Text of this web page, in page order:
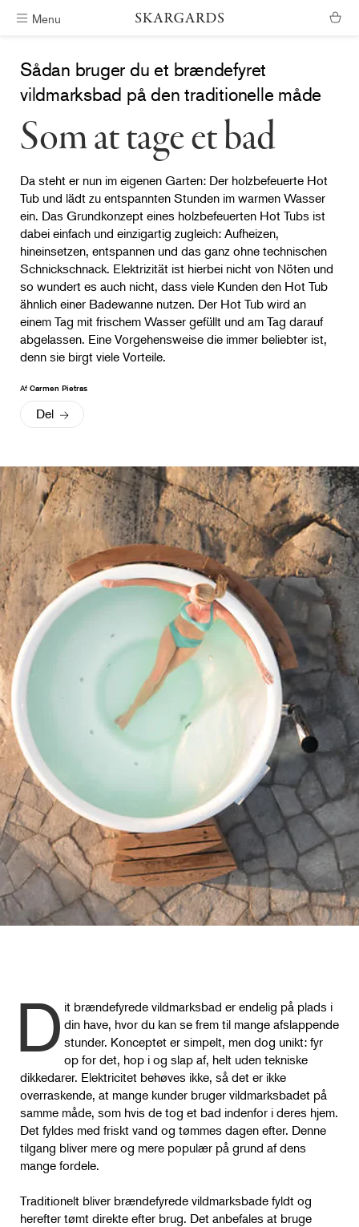
Menu Gratis levering i Danmark
Sådan bruger du et brændefyret
vildmarksbad på den traditionelle måde
Som at tage et bad
Da steht er nun im eigenen Garten: Der holzbefeuerte Hot
Tub und lädt zu entspannten Stunden im warmen Wasser
ein. Das Grundkonzept eines holzbefeuerten Hot Tubs ist
dabei einfach und einzigartig zugleich: Aufheizen,
hineinsetzen, entspannen und das ganz ohne technischen
Schnickschnack. Elektrizität ist hierbei nicht von Nöten und
so wundert es auch nicht, dass viele Kunden den Hot Tub
ähnlich einer Badewanne nutzen. Der Hot Tub wird an
einem Tag mit frischem Wasser gefüllt und am Tag darauf
abgelassen. Eine Vorgehensweise die immer beliebter ist,
denn sie birgt viele Vorteile.
Af Carmen Pietras
Del
D it brændefyrede vildmarksbad er endelig på plads i
din have, hvor du kan se frem til mange afslappende
stunder. Konceptet er simpelt, men dog unikt: fyr
op for det, hop i og slap af, helt uden tekniske
dikkedarer. Elektricitet behøves ikke, så det er ikke
overraskende, at mange kunder bruger vildmarksbadet på
samme måde, som hvis de tog et bad indenfor i deres hjem.
Det fyldes med friskt vand og tømmes dagen efter. Denne
tilgang bliver mere og mere populær på grund af dens
mange fordele.
Traditionelt bliver brændefyrede vildmarksbade fyldt og
herefter tømt direkte efter brug. Det anbefales at bruge